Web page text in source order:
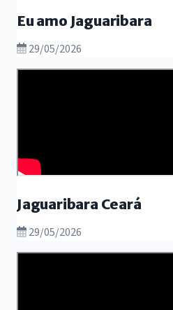
Eu amo Jaguaribara
29/05/2026
Jaguaribara Ceará
29/05/2026